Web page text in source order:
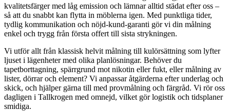
kvalitetsfärger med låg emission och lämnar alltid städat efter oss –
så att du snabbt kan flytta in möblerna igen. Med punktliga tider,
tydlig kommunikation och nöjd-kund-garanti gör vi din målning
enkel och trygg från första offert till sista strykningen.
Vi utför allt från klassisk helvit målning till kulörsättning som lyfter
ljuset i lägenheter med olika planlösningar. Behöver du
tapetborttagning, spärrgrund mot nikotin eller fukt, eller målning av
lister, dörrar och element? Vi anpassar åtgärderna efter underlag och
skick, och hjälper gärna till med provmålning och färgråd. Vi rör oss
dagligen i Tallkrogen med omnejd, vilket gör logistik och tidsplaner
smidiga.